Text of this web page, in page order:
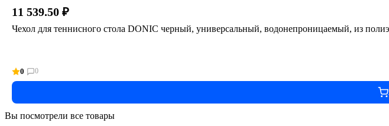
11 539.50 ₽
Чехол для теннисного стола DONIC черный, универсальный, водонепроницаемый, из
0 0
Вы посмотрели все товары